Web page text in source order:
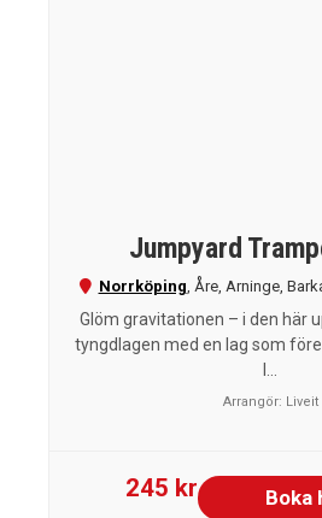
Jumpyard
Norrköping Åre, Arninge,
Glöm gravitationen – i den här
tyngdlagen med en lag som
I...
Arrangör: Liveit
245 kr Boka